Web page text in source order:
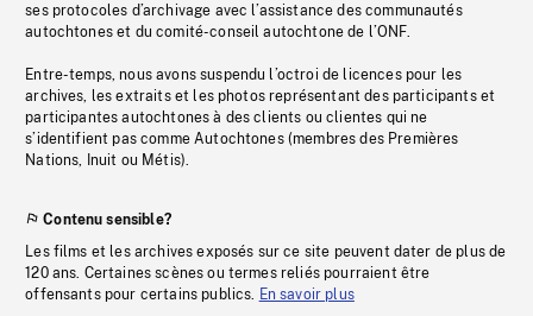
ses protocoles d’archivage avec l’assistance des communautés
autochtones et du comité-conseil autochtone de l’ONF.
Entre-temps, nous avons suspendu l’octroi de licences pour les
archives, les extraits et les photos représentant des participants et
participantes autochtones à des clients ou clientes qui ne
s’identifient pas comme Autochtones (membres des Premières
Nations, Inuit ou Métis).
Contenu sensible?
Les films et les archives exposés sur ce site peuvent dater de plus de
120 ans. Certaines scènes ou termes reliés pourraient être
offensants pour certains publics. En savoir plus